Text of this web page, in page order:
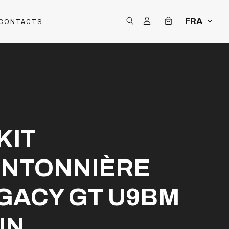
FRA
GT U9BM